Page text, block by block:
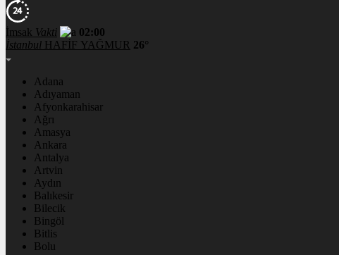
İmsak Vakti
02:00
İstanbul HAFİF YAĞMUR 26°
Adana
Adıyaman
Afyonkarahisar
Ağrı
Amasya
Ankara
Antalya
Artvin
Aydın
Balıkesir
Bilecik
Bingöl
Bitlis
Bolu